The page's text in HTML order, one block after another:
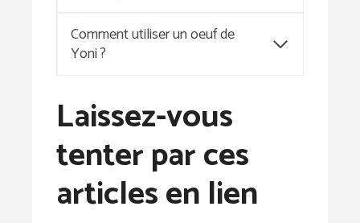
Comment utiliser un oeuf de
Yoni ?
Laissez-vous
tenter par ces
articles en lien